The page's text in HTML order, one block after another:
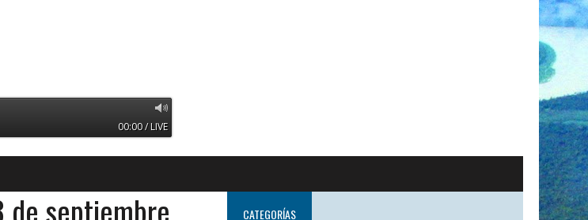
Radio Orinoco - Transmitiendo desde Suecia
00:00 / LIVE
de septiembre
CATEGORÍAS